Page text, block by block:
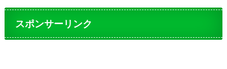
スポンサーリンク